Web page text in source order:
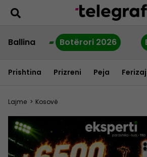
Ballina Botërori 2026
Prishtina Prizreni Peja Ferizaj
Lajme > Kosovë